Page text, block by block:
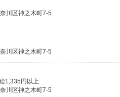
川区神之木町7-5
川区神之木町7-5
1,335円以上
川区神之木町7-5